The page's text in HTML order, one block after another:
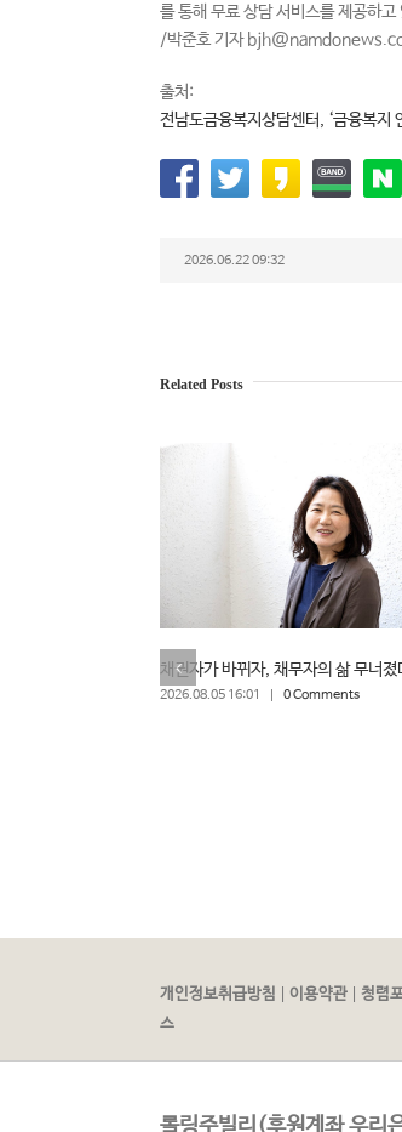
를 통해 무료 상담 서비스를 제공하고
/박준호 기자
출처:
전남도금융복지상담센터, ‘금융복지
2026.06.22 09:32
Related Posts
채권자가 바뀌자, 채무자의 삶 무너졌
2026.08.05 16:01 0 Comments
개인정보취급방침 이용약관
청렴
스
롤링주빌리(후원계좌 우